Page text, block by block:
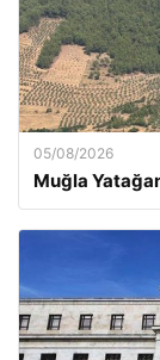
05/08/2026
Muğla